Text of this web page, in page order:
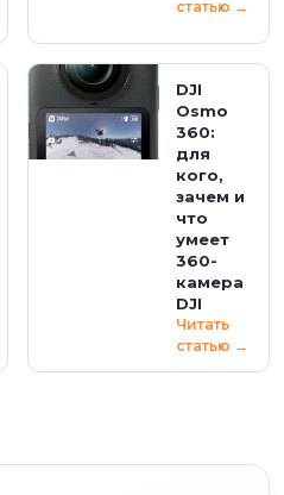
статью →
DJI
Osmo
360:
для
кого,
зачем и
что
умеет
360-
камера
DJI
Читать
статью →